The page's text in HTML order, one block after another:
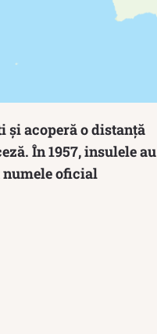
și acoperă o distanță
În 1957, insulele au
oficial